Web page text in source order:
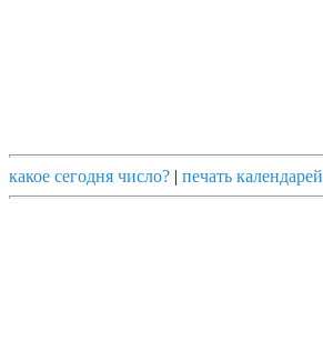
какое сегодня число? | печать календарей